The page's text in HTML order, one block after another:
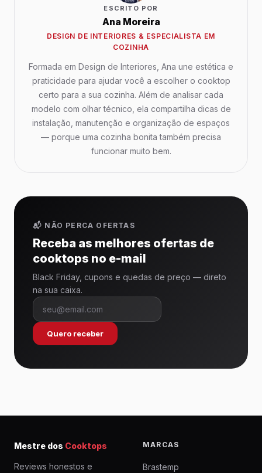
ESCRITO POR
Ana Moreira
DESIGN DE INTERIORES & ESPECIALISTA EM
COZINHA
Formada em Design de Interiores, Ana une estética e
praticidade para ajudar você a escolher o cooktop
certo para a sua cozinha. Além de analisar cada
modelo com olhar técnico, ela compartilha dicas de
instalação, manutenção e organização de espaços
— porque uma cozinha bonita também precisa
funcionar muito bem.
📬 NÃO PERCA OFERTAS
Receba as melhores ofertas de
cooktops no e-mail
Black Friday, cupons e quedas de preço — direto
na sua caixa.
Quero receber
Mestre dos Cooktops
Reviews honestos e
MARCAS
Brastemp